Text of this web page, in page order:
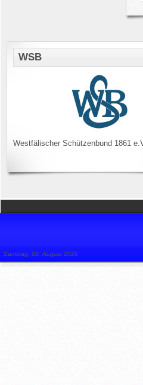
WSB
Westfälischer Schützenbund 1861
Samstag, 08. August 2026